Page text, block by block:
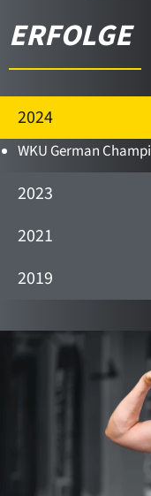
ERFOLGE
2024
WKU German
2023
2021
2019